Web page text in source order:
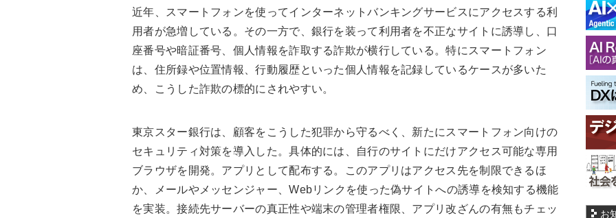
近年、スマートフォンを使ってインターネットバンキングサービスにアクセスする利
用者が急増している。その一方で、銀行を装って利用者を不正なサイトに誘導し、口
座番号や暗証番号、個人情報を詐取する詐欺が横行している。特にスマートフォン
は、住所録や位置情報、行動履歴といった個人情報を記録しているケースが多いた
め、こうした詐欺の標的にされやすい。
東京スター銀行は、顧客をこうした犯罪から守るべく、新たにスマートフォン向けの
セキュリティ対策を導入した。具体的には、自行のサイトにだけアクセス可能な専用
ブラウザを開発。アプリとして配布する。このアプリはアクセス先を制限できるほ
か、メールやメッセンジャー、Webリンクを使った偽サイトへの誘導を検知する機能
を実装。接続先サーバーの真正性や端末の管理者権限、アプリ改ざんの有無もチェッ
お